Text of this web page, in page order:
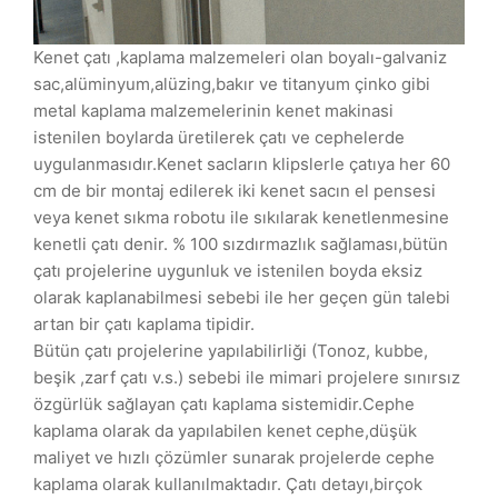
Kenet çatı ,kaplama malzemeleri olan boyalı-galvaniz
sac,alüminyum,alüzing,bakır ve titanyum çinko gibi
metal kaplama malzemelerinin kenet makinasi
istenilen boylarda üretilerek çatı ve cephelerde
uygulanmasıdır.Kenet sacların klipslerle çatıya her 60
cm de bir montaj edilerek iki kenet sacın el pensesi
veya kenet sıkma robotu ile sıkılarak kenetlenmesine
kenetli çatı denir. % 100 sızdırmazlık sağlaması,bütün
çatı projelerine uygunluk ve istenilen boyda eksiz
olarak kaplanabilmesi sebebi ile her geçen gün talebi
artan bir çatı kaplama tipidir.
Bütün çatı projelerine yapılabilirliği (Tonoz, kubbe,
beşik ,zarf çatı v.s.) sebebi ile mimari projelere sınırsız
özgürlük sağlayan çatı kaplama sistemidir.Cephe
kaplama olarak da yapılabilen kenet cephe,düşük
maliyet ve hızlı çözümler sunarak projelerde cephe
kaplama olarak kullanılmaktadır. Çatı detayı,birçok